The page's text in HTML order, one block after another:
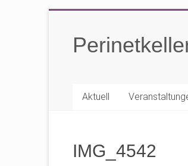
springen
Aktuell
IMG_4542